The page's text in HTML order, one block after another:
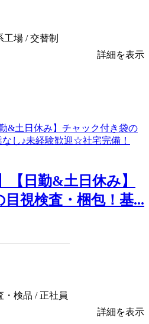
工場 / 交替制
詳細を表示
【日勤&土日休み】
視検査・梱包！基...
・検品 / 正社員
詳細を表示